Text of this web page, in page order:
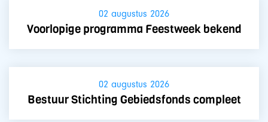
02 augustus 2026
Voorlopige programma Feestweek bekend
02 augustus 2026
Bestuur Stichting Gebiedsfonds compleet